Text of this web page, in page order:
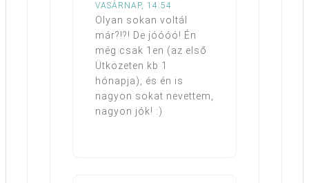
VASÁRNAP, 14:54
Olyan sokan voltál
már?!?! De jóóóó! Én
még csak 1en (az első
Ütközeten kb 1
hónapja), és én is
nagyon sokat nevettem,
nagyon jók! :)